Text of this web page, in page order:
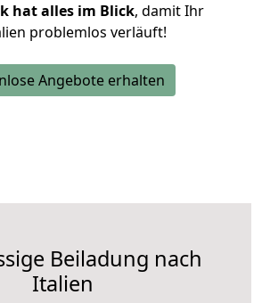
hat alles im Blick, damit Ihr
problemlos verläuft!
Angebote erhalten
Beiladung nach
Italien